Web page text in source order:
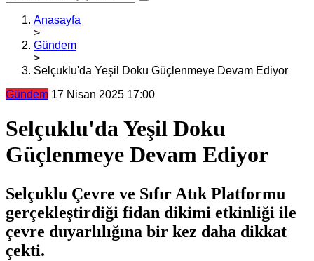
Anasayfa
>
Gündem
>
Selçuklu'da Yeşil Doku Güçlenmeye Devam Ediyor
Gündem 17 Nisan 2025 17:00
Selçuklu'da Yeşil Doku
Güçlenmeye Devam Ediyor
Selçuklu Çevre ve Sıfır Atık Platformu
gerçekleştirdiği fidan dikimi etkinliği ile
çevre duyarlılığına bir kez daha dikkat
çekti.